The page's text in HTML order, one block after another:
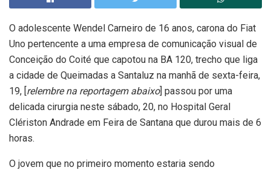
O adolescente Wendel Carneiro de 16 anos, carona do Fiat
Uno pertencente a uma empresa de comunicação visual de
Conceição do Coité que capotou na BA 120, trecho que liga
a cidade de Queimadas a Santaluz na manhã de sexta-feira,
19, [ relembre na reportagem abaixo] passou por uma
delicada cirurgia neste sábado, 20, no Hospital Geral
Clériston Andrade em Feira de Santana que durou mais de 6
horas.
O jovem que no primeiro momento estaria sendo